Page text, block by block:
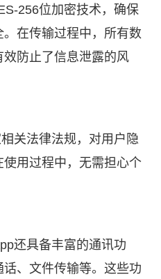
256位加密技术，确保
在传输过程中，所有数
防止了信息泄露的风
关法律法规，对用户隐
用过程中，无需担心个
还具备丰富的通讯功
、文件传输等。这些功